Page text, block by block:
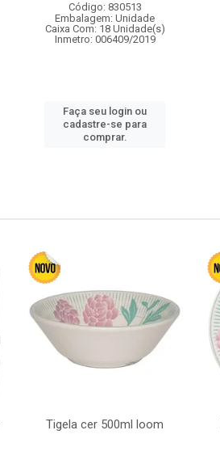
Código: 830513
Embalagem: Unidade
Caixa Com: 18 Unidade(s)
Inmetro: 006409/2019
Faça seu login ou
cadastre-se para
comprar.
Tigela cer 500ml loom